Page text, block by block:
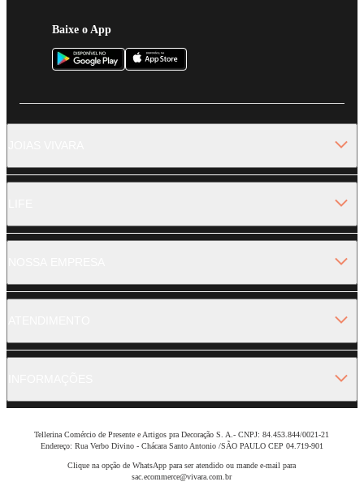
Baixe o App
Tellerina Comércio de Presente e Artigos pra Decoração S. A.- CNPJ: 84.453.844/0021-21
Endereço: Rua Verbo Divino - Chácara Santo Antonio /SÃO PAULO CEP 04.719-901
Clique na opção de WhatsApp para ser atendido ou mande e-mail para
sac.ecommerce@vivara.com.br